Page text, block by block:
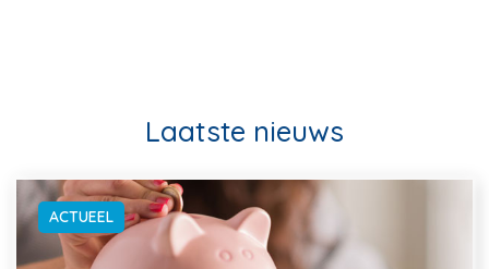
Laatste nieuws
ACTUEEL